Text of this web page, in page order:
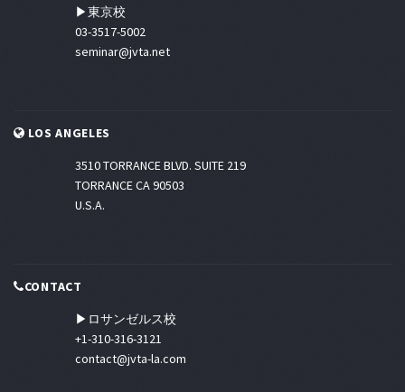
▶東京校
03-3517-5002
seminar@jvta.net
LOS ANGELES
3510 TORRANCE BLVD. SUITE 219
TORRANCE CA 90503
U.S.A.
CONTACT
▶ロサンゼルス校
+1-310-316-3121
contact@jvta-la.com